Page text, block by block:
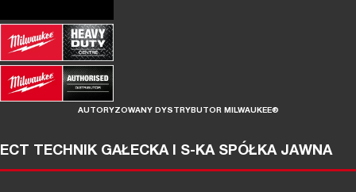
AUTORYZOWANY DYSTRYBUTOR MILWAUKEE®
ECT TECHNIK GAŁECKA I S-KA SPÓŁKA JAWNA